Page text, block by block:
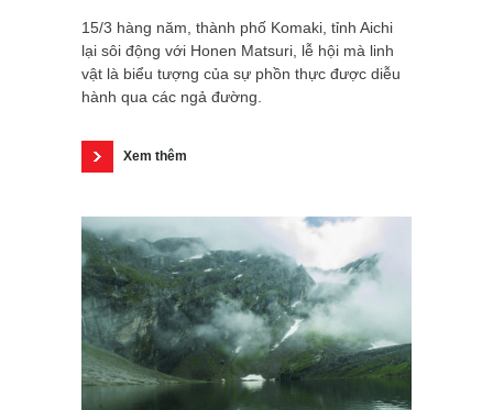
15/3 hàng năm, thành phố Komaki, tỉnh Aichi
lại sôi động với Honen Matsuri, lễ hội mà linh
vật là biểu tượng của sự phồn thực được diễu
hành qua các ngả đường.
Xem thêm